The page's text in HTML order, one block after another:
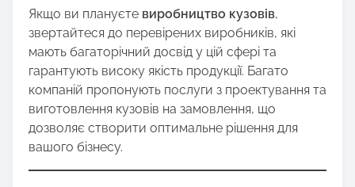
Якщо ви плануєте виробництво кузовів,
звертайтеся до перевірених виробників, які
мають багаторічний досвід у цій сфері та
гарантують високу якість продукції. Багато
компаній пропонують послуги з проектування та
виготовлення кузовів на замовлення, що
дозволяє створити оптимальне рішення для
вашого бізнесу.